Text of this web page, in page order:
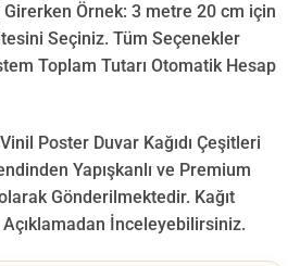
Örnek: 3 metre 20 cm için
Seçiniz. Tüm Seçenekler
Toplam Tutarı Otomatik Hesap
Poster Duvar Kağıdı Çeşitleri
Yapışkanlı ve Premium
Gönderilmektedir. Kağıt
Açıklamadan İnceleyebilirsiniz.